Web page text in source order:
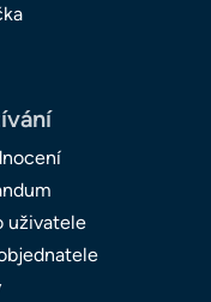
uživatele